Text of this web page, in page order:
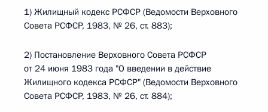
1) Жилищный кодекс РСФСР (Ведомости Верховного
Совета РСФСР, 1983, № 26, ст. 883);
2) Постановление Верховного Совета РСФСР
от 24 июня 1983 года "О введении в действие
Жилищного кодекса РСФСР" (Ведомости Верховного
Совета РСФСР, 1983, № 26, ст. 884);